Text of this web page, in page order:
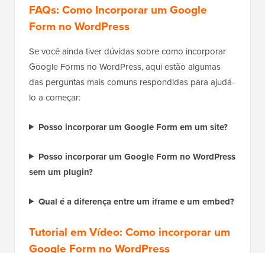
FAQs: Como Incorporar um Google
Form no WordPress
Se você ainda tiver dúvidas sobre como incorporar
Google Forms no WordPress, aqui estão algumas
das perguntas mais comuns respondidas para ajudá-
lo a começar:
Posso incorporar um Google Form em um site?
Posso incorporar um Google Form no WordPress
sem um plugin?
Qual é a diferença entre um iframe e um embed?
Tutorial em Vídeo: Como incorporar um
Google Form no WordPress